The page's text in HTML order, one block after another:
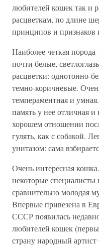
любителей кошек так и
расцветкам, по длине
принципов и
Наиболее четкая
почти белые,
расцветки: однотонно-
темно-коричневые.
темпераментная и
память у нее отличная
хорошем отношении
гулять, как с собакой.
унитазом: сама
Очень интересная
некоторые специалисты
сравнительно молодая
Впервые привезена в
СССР появилась
любителей кошек
страну народный